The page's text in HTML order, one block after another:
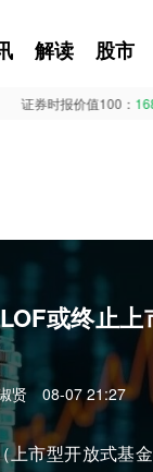
解读 股市
报价值100：1683.90 -
或终止
贤 08-07 21:27
上市型开放式基